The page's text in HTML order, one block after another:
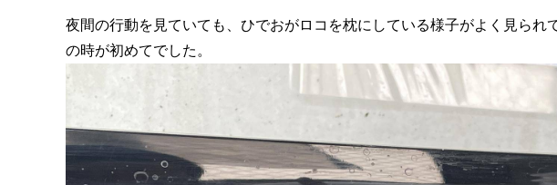
夜間の行動を見ていても、ひでおがロコを枕にしている様子がよく見られ
の時が初めてでした。